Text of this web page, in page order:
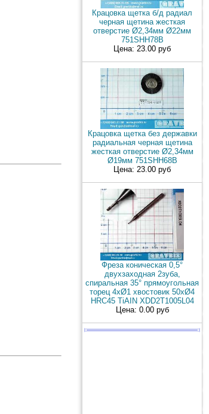
Крацовка щетка б/д радиал
черная щетина жесткая
отверстие Ø2,34мм Ø22мм
751SHH78B
Цена: 23.00 руб
Крацовка щетка без державки
радиальная черная щетина
жесткая отверстие Ø2,34мм
Ø19мм 751SHH68B
Цена: 23.00 руб
Фреза коническая 0,5°
двухзаходная 2зуба,
спиральная 35° прямоугольная
торец 4xØ1 хвостовик 50хØ4
HRC45 TiAIN XDD2T1005L04
Цена: 0.00 руб